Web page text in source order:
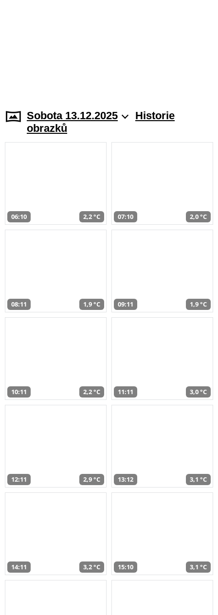
Sobota 13.12.2025
Historie
obrazků
06:10 2,2 °C 07:10 2,0 °C
08:11 1,9 °C 09:11 1,9 °C
10:11 2,2 °C 11:11 3,0 °C
12:11 2,9 °C 13:12 3,1 °C
14:11 3,2 °C 15:10 3,1 °C